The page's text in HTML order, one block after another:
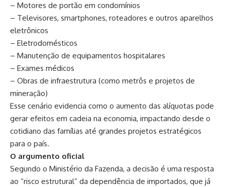
– Motores de portão em condomínios
– Televisores, smartphones, roteadores e outros aparelhos
eletrônicos
– Eletrodomésticos
– Manutenção de equipamentos hospitalares
– Exames médicos
– Obras de infraestrutura (como metrôs e projetos de
mineração)
Esse cenário evidencia como o aumento das alíquotas pode
gerar efeitos em cadeia na economia, impactando desde o
cotidiano das famílias até grandes projetos estratégicos
para o país.
O argumento oficial
Segundo o Ministério da Fazenda, a decisão é uma resposta
ao “risco estrutural” da dependência de importados, que já